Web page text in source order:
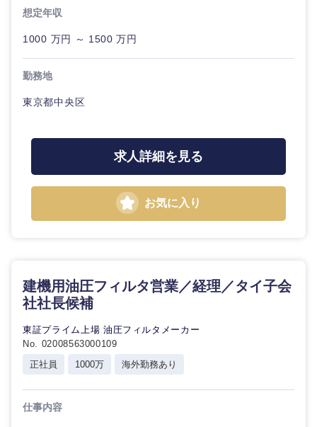
想定年収
1000 万円 ～ 1500 万円
勤務地
東京都中央区
求人詳細を見る
お気に入り
建機用油圧フィルタ営業／経理／タイ子会
社社長候補
東証プライム上場 油圧フィルタメーカー
No. 02008563000109
正社員
1000万 海外勤務あり
仕事内容